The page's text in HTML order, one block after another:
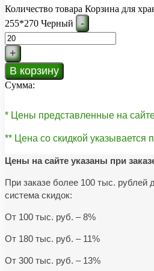
Количество товара Корзина для
255*270 Черный
-
+
В корзину
Сумма:
* Цены представленные на
** Цена со скидкой указывается
Цены на сайте указаны при
При заказе более 100 тыс. рублей
система скидок:
От 100 тыс. руб. – 8%
От 180 тыс. руб. – 11%
От 300 тыс. руб. – 13%